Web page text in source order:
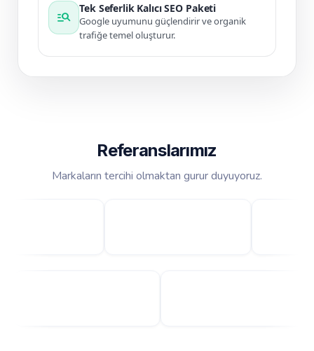
manage_search
Tek Seferlik Kalıcı SEO Paketi
Google uyumunu güçlendirir ve organik
trafiğe temel oluşturur.
Referanslarımız
Markaların tercihi olmaktan gurur duyuyoruz.